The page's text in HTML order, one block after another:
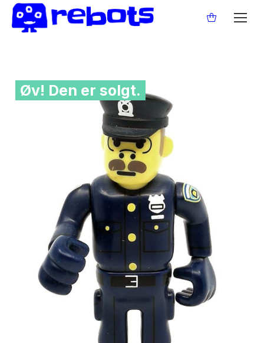
Øv! Den er solgt.